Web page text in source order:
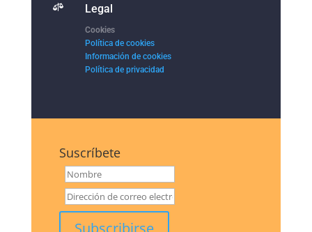
 Legal
Cookies
Política de cookies
Información de cookies
Política de privacidad
Suscríbete